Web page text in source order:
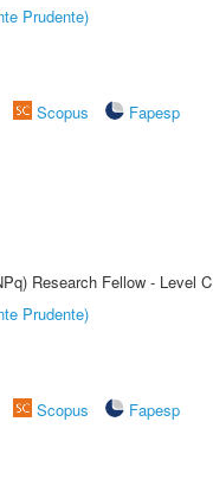
Prudente)
Scopus
Fapesp
Research Fellow - Level C
Prudente)
Scopus
Fapesp